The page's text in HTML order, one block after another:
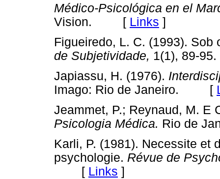
Médico-Psicológica en el
Vision. [ Links ]
Figueiredo, L. C. (1993).
de Subjetividade, 1(1),
Japiassu, H. (1976).
Imago: Rio de Janeiro. [
Jeammet, P.; Reynaud, M. E
Psicologia Médica. Rio de
Karli, P. (1981). Necessite et
psychologie. Révue de
[ Links ]